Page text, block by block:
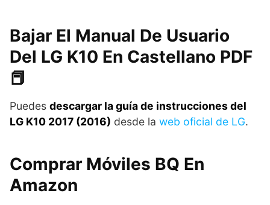
Bajar El Manual De Usuario
Del LG K10 En Castellano PDF
📕
Puedes descargar la guía de instrucciones del
LG K10 2017 (2016) desde la web oficial de LG.
Comprar Móviles BQ En
Amazon